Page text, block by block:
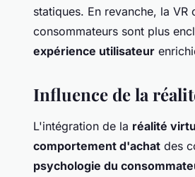
statiques. En revanche, la
consommateurs sont plus
expérience utilisateur
Influence de la
L'intégration de la réalité
comportement d'achat des
psychologie du